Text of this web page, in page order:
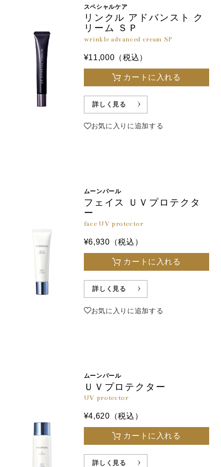
スペシャルケア
リンクル アドバンスト ク
リーム ＳＰ
wrinkle advanced cream SP
¥11,000（税込）
カートに入れる
詳しく見る
お気に入りに追加する
ムーンパール
フェイス ＵＶプロテクタ
ー
face UV protector
¥6,930（税込）
カートに入れる
詳しく見る
お気に入りに追加する
ムーンパール
ＵＶプロテクター
UV protector
¥4,620（税込）
カートに入れる
詳しく見る